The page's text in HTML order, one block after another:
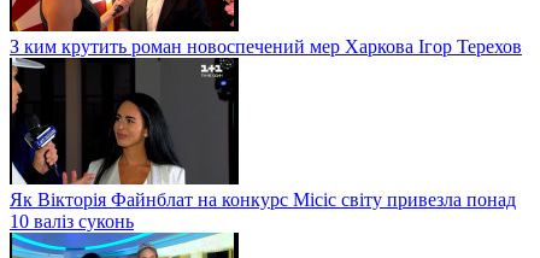
З ким крутить роман новоспечений мер Харкова Ігор Терехов
Як Вікторія Файнблат на конкурс Місіс світу привезла понад
10 валіз суконь